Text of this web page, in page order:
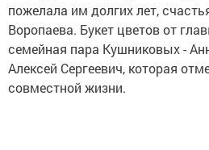
пожелала им долгих лет,
Воропаева. Букет цветов от
семейная пара Кушниковых -
Алексей Сергеевич, которая
совместной жизни.